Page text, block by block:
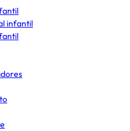
infantil